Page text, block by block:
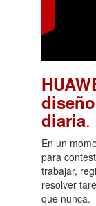
diaria.
En un
para
trabajar,
resolver
que nunca.